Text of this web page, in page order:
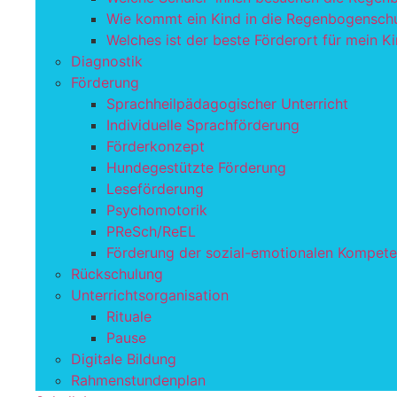
Wie kommt ein Kind in die
Welches ist der beste Förderort für mein
Diagnostik
Förderung
Sprachheilpädagogischer Unterricht
Individuelle Sprachförderung
Förderkonzept
Hundegestützte Förderung
Leseförderung
Psychomotorik
PReSch/ReEL
Förderung der sozial-emotionalen
Rückschulung
Unterrichtsorganisation
Rituale
Pause
Digitale Bildung
Rahmenstundenplan